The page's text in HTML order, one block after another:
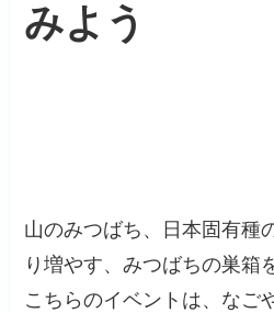
みよう
山のみつばち、日本固有種
り増やす、みつばちの巣箱
こちらのイベントは、なご